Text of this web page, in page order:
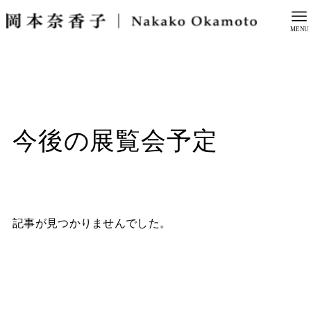
MENU
今後の展覧会予定
記事が見つかりませんでした。